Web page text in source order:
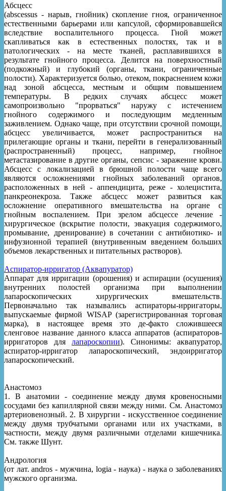
Абсцесс
(abscessus - нарыв, гнойник) скопление гноя, ограниченное
естественными барьерами или капсулой, сформировавшейся
вследствие воспалительного процесса. Гной может
скапливаться как в естественных полостях, так и в
патологических - на месте тканей, расплавившихся в
результате гнойного процесса. Делится на поверхностный
(подкожный) и глубокий (органы, ткани, ограниченные
полости). Характеризуется болью, отеком, покраснением кожи
над зоной абсцесса, местным и общим повышением
температуры. В редких случаях абсцесс может
самопроизвольно "прорваться" наружу с истечением
гнойного содержимого и последующим медленным
заживлением. Однако чаще, при отсутствии срочной помощи,
абсцесс увеличивается, может распространиться на
прилегающие органы и ткани, перейти в генерализованный
(распространенный) процесс, например, гнойное
метастазирование в другие органы, сепсис - заражение крови.
Абсцесс с локализацией в брюшной полости чаще всего
являются осложнениями гнойных заболеваний органов,
расположенных в ней - аппендицита, реже - холецистита,
панкреонекроза. Также абсцесс может развиться как
осложнение оперативного вмешательства на органе с
гнойным воспалением. При зрелом абсцессе лечение -
хирургическое (вскрытие полости, эвакуация содержимого,
промывание, дренирование) в сочетании с антибиотико- и
инфузионной терапией (внутривенным введением больших
объемов лекарственных и питательных растворов).
Аспиратор-ирригатор (Аквапуратор)
Аппарат для ирригации (орошения) и аспирации (осушения)
внутренних полостей организма при выполнении
лапароскопических хирургических вмешательств.
Первоначально так назывались аспираторы-ирригаторы,
выпускаемые фирмой WISAP (зарегистрированная торговая
марка), в настоящее время это де-факто сложившееся
сленговое название данного класса аппаратов (аспираторов-
ирригаторов для лапароскопии). Синонимы: аквапуратор,
аспиратор-ирригатор лапароскопический, эндоирригатор
лапароскопический.
Анастомоз
1. В анатомии - соединение между двумя кровеносными
сосудами без капиллярной связи между ними. См. Анастомоз
артериовенозный. 2. В хирургии - искусственное соединение
между двумя трубчатыми органами или их участками, в
частности, между двумя различными отделами кишечника.
См. также Шунт.
Андрология
(от лат. andros - мужчина, logia - наука) - наука о заболеваниях
мужского организма.